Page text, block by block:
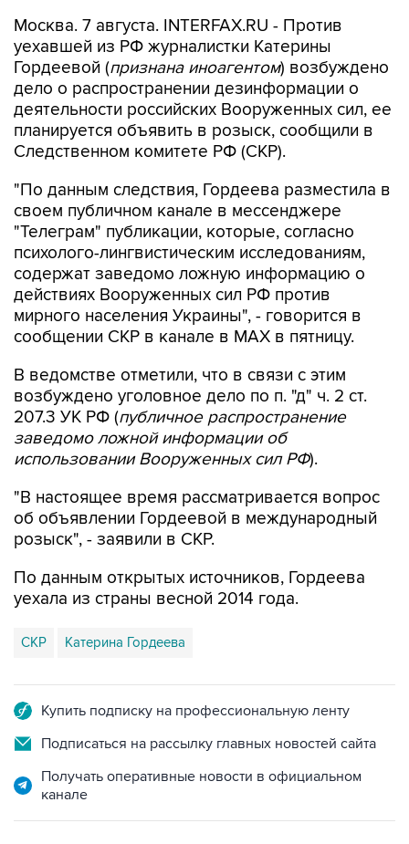
Москва. 7 августа. INTERFAX.RU - Против
уехавшей из РФ журналистки Катерины
Гордеевой (признана иноагентом) возбуждено
дело о распространении дезинформации о
деятельности российских Вооруженных сил, ее
планируется объявить в розыск, сообщили в
Следственном комитете РФ (СКР).
"По данным следствия, Гордеева разместила в
своем публичном канале в мессенджере
"Телеграм" публикации, которые, согласно
психолого-лингвистическим исследованиям,
содержат заведомо ложную информацию о
действиях Вооруженных сил РФ против
мирного населения Украины", - говорится в
сообщении СКР в канале в MAX в пятницу.
В ведомстве отметили, что в связи с этим
возбуждено уголовное дело по п. "д" ч. 2 ст.
207.3 УК РФ (публичное распространение
заведомо ложной информации об
использовании Вооруженных сил РФ).
"В настоящее время рассматривается вопрос
об объявлении Гордеевой в международный
розыск", - заявили в СКР.
По данным открытых источников, Гордеева
уехала из страны весной 2014 года.
СКР Катерина Гордеева
Купить подписку на профессиональную ленту
Подписаться на рассылку главных новостей сайта
Получать оперативные новости в официальном
канале